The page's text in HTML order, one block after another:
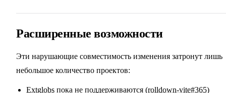
Расширенные возможности
Эти нарушающие совместимость изменения затронут лишь
небольшое количество проектов:
Extglobs пока не поддерживаются (rolldown-vite#365)